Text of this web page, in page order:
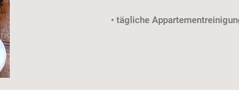
• tägliche